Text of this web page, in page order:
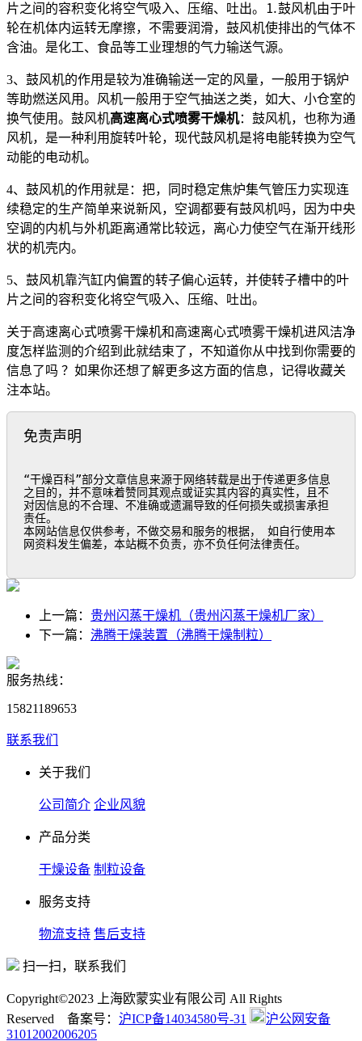
片之间的容积变化将空气吸入、压缩、吐出。⒈鼓风机由于叶
轮在机体内运转无摩擦，不需要润滑，鼓风机使排出的气体不
含油。是化工、食品等工业理想的气力输送气源。
3、鼓风机的作用是较为准确输送一定的风量，一般用于锅炉
等助燃送风用。风机一般用于空气抽送之类，如大、小仓室的
换气使用。鼓风机高速离心式喷雾干燥机：鼓风机，也称为通
风机，是一种利用旋转叶轮，现代鼓风机是将电能转换为空气
动能的电动机。
4、鼓风机的作用就是：把，同时稳定焦炉集气管压力实现连
续稳定的生产简单来说新风，空调都要有鼓风机吗，因为中央
空调的内机与外机距离通常比较远，离心力使空气在渐开线形
状的机壳内。
5、鼓风机靠汽缸内偏置的转子偏心运转，并使转子槽中的叶
片之间的容积变化将空气吸入、压缩、吐出。
关于高速离心式喷雾干燥机和高速离心式喷雾干燥机进风洁净
度怎样监测的介绍到此就结束了，不知道你从中找到你需要的
信息了吗 ？如果你还想了解更多这方面的信息，记得收藏关
注本站。
免责声明
“干燥百科”部分文章信息来源于网络转载是出于传递更多信息
之目的，并不意味着赞同其观点或证实其内容的真实性，且不
对因信息的不合理、不准确或遗漏导致的任何损失或损害承担
责任。
本网站信息仅供参考，不做交易和服务的根据， 如自行使用本
网资料发生偏差，本站概不负责，亦不负任何法律责任。
上一篇： 贵州闪蒸干燥机（贵州闪蒸干燥机厂家）
下一篇： 沸腾干燥装置（沸腾干燥制粒）
服务热线：
15821189653
联系我们
关于我们
公司简介 企业风貌
产品分类
干燥设备 制粒设备
服务支持
物流支持 售后支持
扫一扫，联系我们
Copyright©2023 上海欧蒙实业有限公司 All Rights
Reserved 备案号： 沪ICP备14034580号-31
沪公网安备
31012002006205